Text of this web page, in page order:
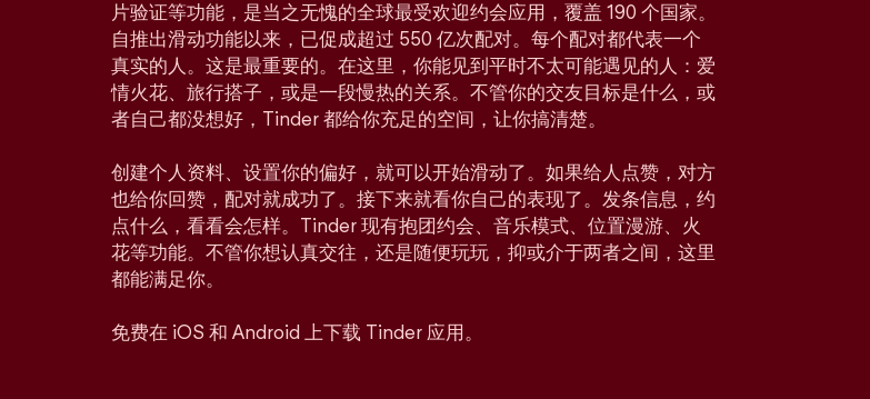
片验证等功能，是当之无愧的全球最受欢迎约会应用，覆盖 190 个国家。
自推出滑动功能以来，已促成超过 550 亿次配对。每个配对都代表一个
真实的人。这是最重要的。在这里，你能见到平时不太可能遇见的人：爱
情火花、旅行搭子，或是一段慢热的关系。不管你的交友目标是什么，或
者自己都没想好，Tinder 都给你充足的空间，让你搞清楚。
创建个人资料、设置你的偏好，就可以开始滑动了。如果给人点赞，对方
也给你回赞，配对就成功了。接下来就看你自己的表现了。发条信息，约
点什么，看看会怎样。Tinder 现有抱团约会、音乐模式、位置漫游、火
花等功能。不管你想认真交往，还是随便玩玩，抑或介于两者之间，这里
都能满足你。
免费在 iOS 和 Android 上下载 Tinder 应用。